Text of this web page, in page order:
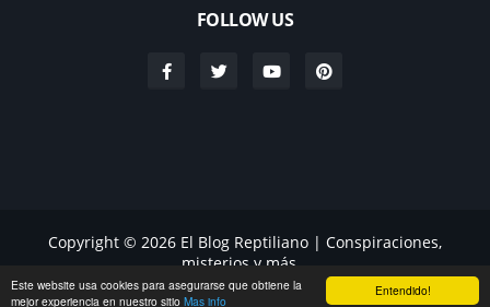
Entendido!
Este website usa cookies para asegurarse que obtiene la
mejor experiencia en nuestro sitio Mas info
FOLLOW US
Copyright © 2026 El Blog Reptiliano | Conspiraciones,
misterios y más...
Home
Acerca de Contacto